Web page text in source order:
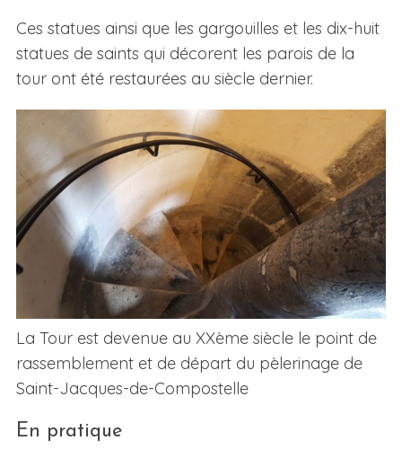
Ces statues ainsi que les gargouilles et les dix-huit
statues de saints qui décorent les parois de la
tour ont été restaurées au siècle dernier.
La Tour est devenue au XXème siècle le point de
rassemblement et de départ du pèlerinage de
Saint-Jacques-de-Compostelle
En pratique